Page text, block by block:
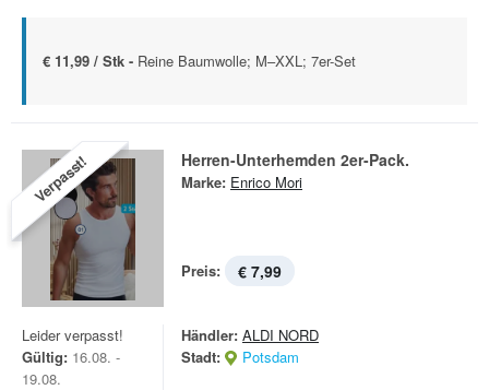
€ 11,99 / Stk - Reine Baumwolle; M–XXL; 7er-Set
Verpasst! Herren-Unterhemden 2er-Pack.
Marke: Enrico Mori
Preis: € 7,99
Leider verpasst!
Gültig: 16.08. -
19.08.
Händler: ALDI NORD
Stadt:
Potsdam